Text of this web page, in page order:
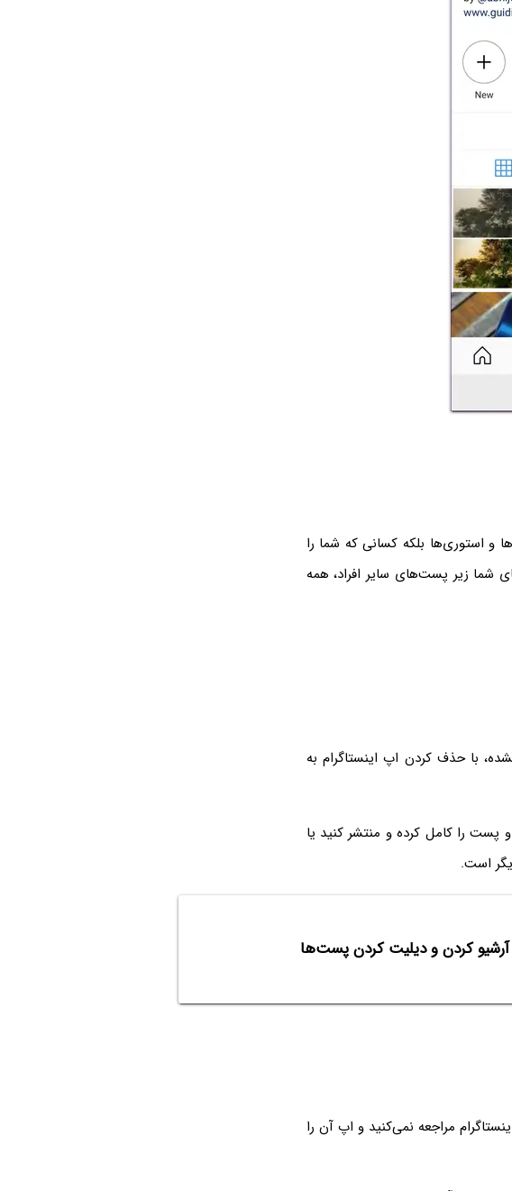
استوری‌ها بلکه کسانی که شما را
شما زیر پست‌های سایر افراد، همه
با حذف کردن اپ اینستاگرام به
پست را کامل کرده و منتشر کنید یا
است.
مراجعه نمی‌کنید و اپ آن را